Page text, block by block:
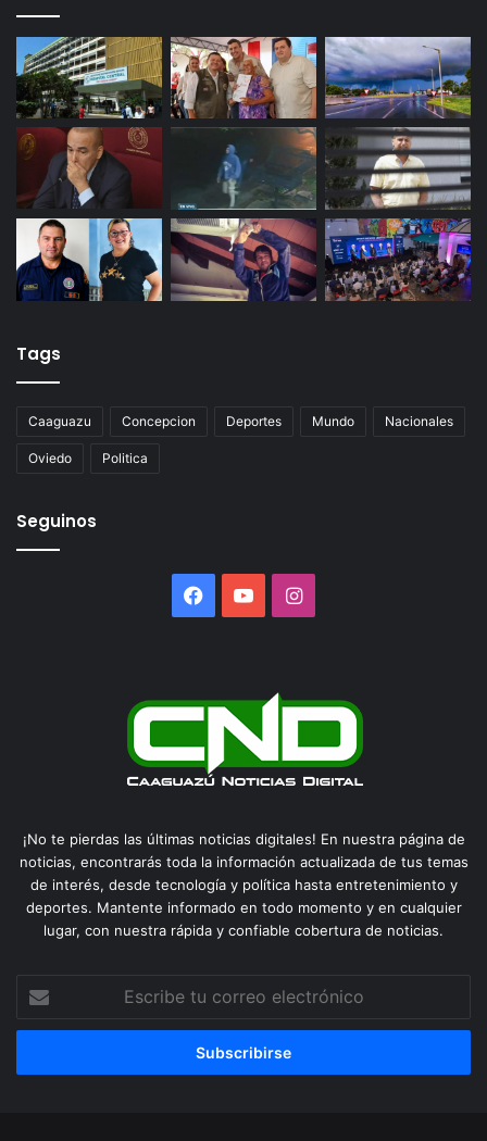
Tags
Caaguazu Concepcion Deportes Mundo Nacionales
Oviedo Politica
Seguinos
Facebook
YouTubeInstagram
¡No te pierdas las últimas noticias digitales! En nuestra página de
noticias, encontrarás toda la información actualizada de tus temas
de interés, desde tecnología y política hasta entretenimiento y
deportes. Mantente informado en todo momento y en cualquier
lugar, con nuestra rápida y confiable cobertura de noticias.
correo